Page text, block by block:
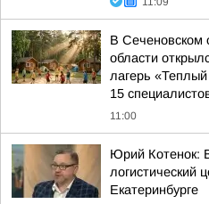
В Сеченовском
области
лагерь
15
11:00
Юрий Котенок:
логистический
Екатеринбурге